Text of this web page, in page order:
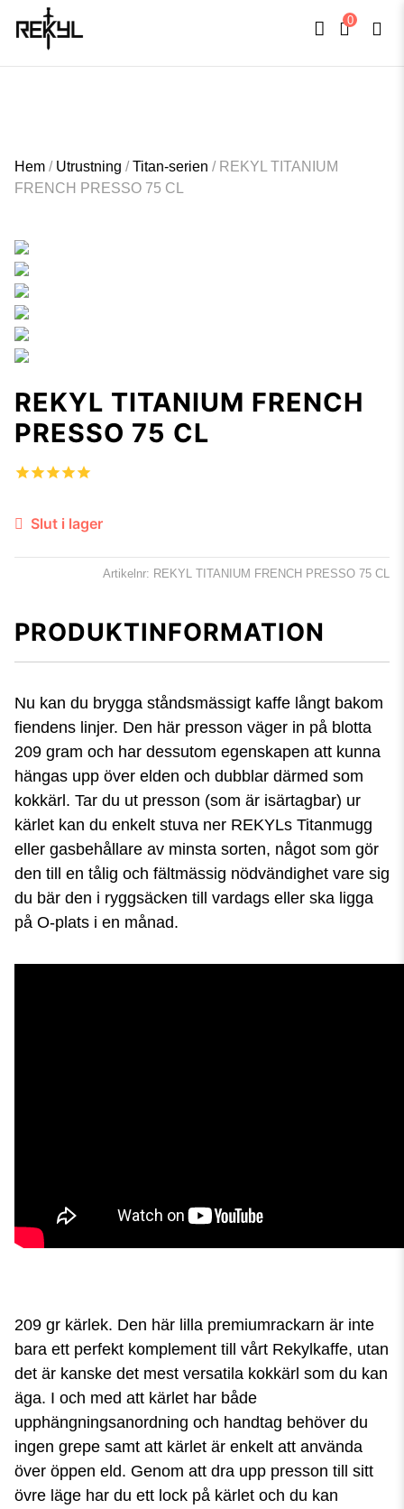
FULLT TRYCK I LEDNINGAR- MEDFÖR LÄNGRE LEVERANSTID - FRI FRAKT
0
Hem / Utrustning / Titan-serien /REKYL TITANIUM
FRENCH PRESSO 75 CL
REKYL TITANIUM FRENCH
PRESSO 75 CL
Slut i lager
Artikelnr: REKYL TITANIUM FRENCH PRESSO 75 CL
PRODUKTINFORMATION
Nu kan du brygga ståndsmässigt kaffe långt bakom
fiendens linjer. Den här presson väger in på blotta
209 gram och har dessutom egenskapen att kunna
hängas upp över elden och dubblar därmed som
kokkärl. Tar du ut presson (som är isärtagbar) ur
kärlet kan du enkelt stuva ner REKYLs Titanmugg
eller gasbehållare av minsta sorten, något som gör
den till en tålig och fältmässig nödvändighet vare sig
du bär den i ryggsäcken till vardags eller ska ligga
på O-plats i en månad.
209 gr kärlek. Den här lilla premiumrackarn är inte
bara ett perfekt komplement till vårt Rekylkaffe, utan
det är kanske det mest versatila kokkärl som du kan
äga. I och med att kärlet har både
upphängningsanordning och handtag behöver du
ingen grepe samt att kärlet är enkelt att använda
över öppen eld. Genom att dra upp presson till sitt
övre läge har du ett lock på kärlet och du kan